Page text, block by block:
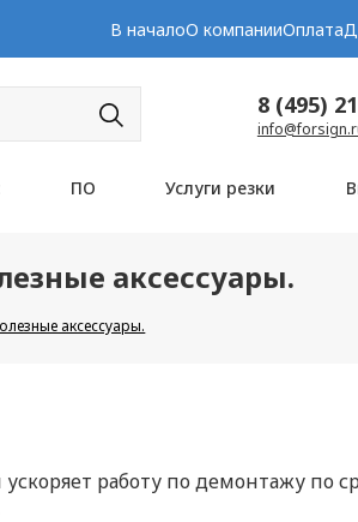
В началоО компанииОплата
8 (495)
ПО Услуги резки
аксессуары.
аксессуары.
ускоряет работу по демонтажу